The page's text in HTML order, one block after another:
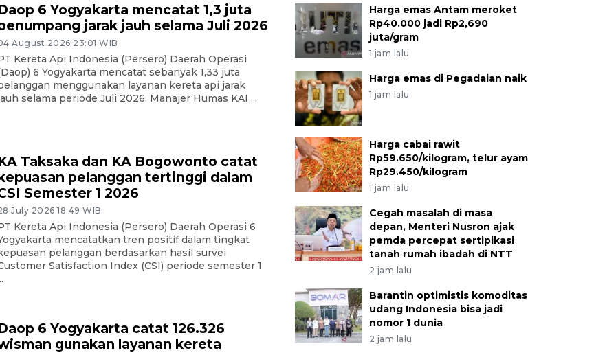
6 Yogyakarta mencatat 1,3 juta
jarak jauh selama Juli 2026
August 2026 23:01 WIB
Kereta Api Indonesia (Persero) Daerah Operasi
6 Yogyakarta mencatat sebanyak 1,33 juta
menggunakan layanan kereta api jarak
selama periode Juli 2026. Manajer Humas KAI ...
Taksaka dan KA Bogowonto catat
pelanggan tertinggi dalam
Semester 1 2026
July 2026 18:49 WIB
Kereta Api Indonesia (Persero) Daerah Operasi 6
mencatatkan tren positif dalam tingkat
pelanggan berdasarkan hasil survei
Satisfaction Index (CSI) periode semester 1
6 Yogyakarta catat 126.326
gunakan layanan kereta
Harga emas Antam meroket
Rp40.000 jadi Rp2,690
juta/gram
1 jam lalu
Harga emas di Pegadaian naik
1 jam lalu
Harga cabai rawit
Rp59.650/kilogram, telur ayam
Rp29.450/kilogram
1 jam lalu
Cegah masalah di masa
depan, Menteri Nusron ajak
pemda percepat sertipikasi
tanah rumah ibadah di NTT
2 jam lalu
Barantin optimistis komoditas
udang Indonesia bisa jadi
nomor 1 dunia
2 jam lalu